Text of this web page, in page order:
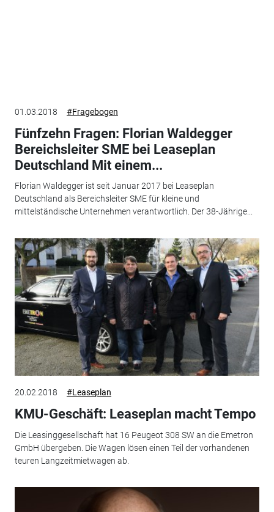
01.03.2018 #Fragebogen
Fünfzehn Fragen: Florian Waldegger
Bereichsleiter SME bei Leaseplan
Deutschland Mit einem...
Florian Waldegger ist seit Januar 2017 bei Leaseplan
Deutschland als Bereichsleiter SME für kleine und
mittelständische Unternehmen verantwortlich. Der 38-Jährige...
20.02.2018 #Leaseplan
KMU-Geschäft: Leaseplan macht Tempo
Die Leasinggesellschaft hat 16 Peugeot 308 SW an die Emetron
GmbH übergeben. Die Wagen lösen einen Teil der vorhandenen
teuren Langzeitmietwagen ab.